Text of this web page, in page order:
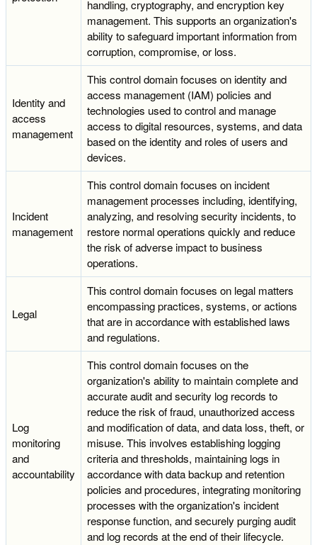
handling, cryptography, and encryption key
management. This supports an organization's
ability to safeguard important information from
corruption, compromise, or loss.
Identity and
access
management
This control domain focuses on identity and
access management (IAM) policies and
technologies used to control and manage
access to digital resources, systems, and data
based on the identity and roles of users and
devices.
Incident
management
This control domain focuses on incident
management processes including, identifying,
analyzing, and resolving security incidents, to
restore normal operations quickly and reduce
the risk of adverse impact to business
operations.
Legal
This control domain focuses on legal matters
encompassing practices, systems, or actions
that are in accordance with established laws
and regulations.
Log
monitoring
and
accountability
This control domain focuses on the
organization's ability to maintain complete and
accurate audit and security log records to
reduce the risk of fraud, unauthorized access
and modification of data, and data loss, theft, or
misuse. This involves establishing logging
criteria and thresholds, maintaining logs in
accordance with data backup and retention
policies and procedures, integrating monitoring
processes with the organization's incident
response function, and securely purging audit
and log records at the end of their lifecycle.